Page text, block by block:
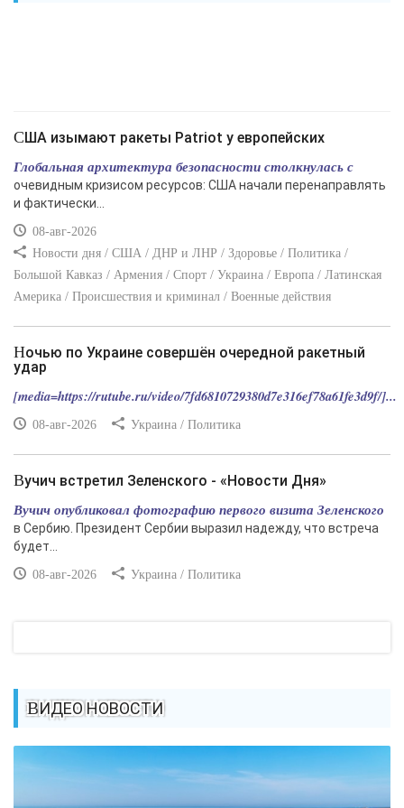
США изымают ракеты Patriot у европейских
Глобальная архитектура безопасности столкнулась с
очевидным кризисом ресурсов: США начали перенаправлять
и фактически...
08-авг-2026
Новости дня / США / ДНР и ЛНР / Здоровье / Политика /
Большой Кавказ / Армения / Спорт / Украина / Европа / Латинская
Америка / Происшествия и криминал / Военные действия
Ночью по Украине совершён очередной ракетный
удар
[media=https://rutube.ru/video/7fd6810729380d7e316ef78a61fe3d9f/]...
08-авг-2026 Украина / Политика
Вучич встретил Зеленского - «Новости Дня»
Вучич опубликовал фотографию первого визита Зеленского
в Сербию. Президент Сербии выразил надежду, что встреча
будет...
08-авг-2026 Украина / Политика
ВИДЕО НОВОСТИ